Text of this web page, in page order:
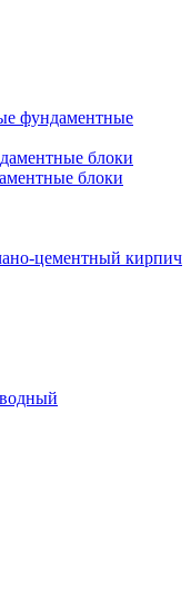
фундаментные
блоки
блоки
цементный кирпич